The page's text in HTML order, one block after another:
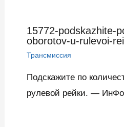
15772-podskazhite-
oborotov-u-rulevoi-
Трансмиссия
Подскажите по
рулевой рейки. —